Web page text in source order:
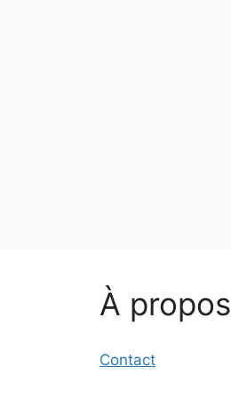
À propos
Contact